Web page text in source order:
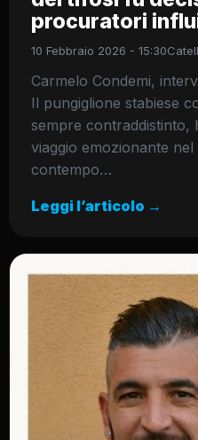
procuratori
10 Febbraio 2026 - 15:30
Carmelo Condemi,
Il pungiglione stabiese
sempre contraddistinto,
viaggio emozionante
contempo…
Leggi l’articolo →